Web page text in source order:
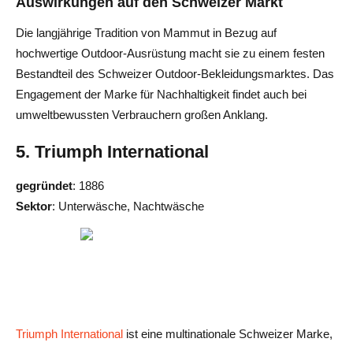
Die langjährige Tradition von Mammut in Bezug auf
hochwertige Outdoor-Ausrüstung macht sie zu einem festen
Bestandteil des Schweizer Outdoor-Bekleidungsmarktes. Das
Engagement der Marke für Nachhaltigkeit findet auch bei
umweltbewussten Verbrauchern großen Anklang.
5. Triumph International
gegründet: 1886
Sektor: Unterwäsche, Nachtwäsche
Triumph International ist eine multinationale Schweizer Marke,